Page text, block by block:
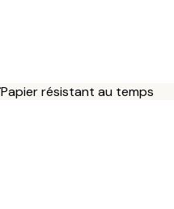
Papier résistant au temps